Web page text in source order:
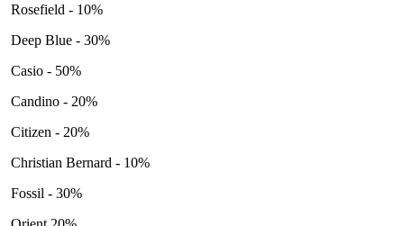
Rosefield - 10%
Deep Blue - 30%
Casio - 50%
Candino - 20%
Citizen - 20%
Christian Bernard - 10%
Fossil - 30%